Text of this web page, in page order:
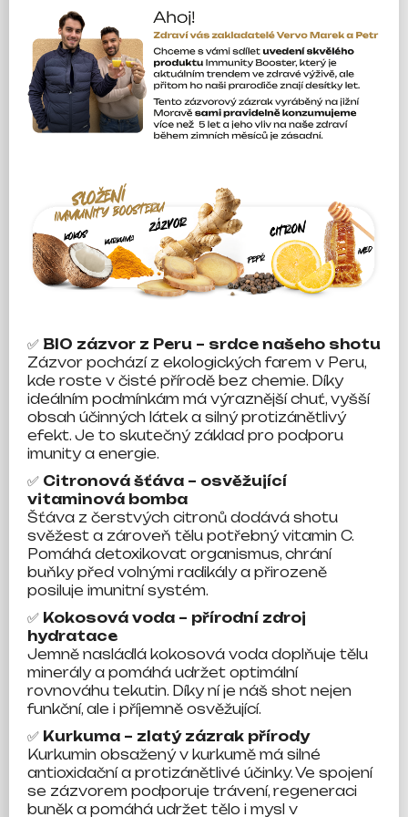
✅ BIO zázvor z Peru – srdce našeho shotu
Zázvor pochází z ekologických farem v Peru,
kde roste v čisté přírodě bez chemie. Díky
ideálním podmínkám má výraznější chuť, vyšší
obsah účinných látek a silný protizánětlivý
efekt. Je to skutečný základ pro podporu
imunity a energie.
✅ Citronová šťáva – osvěžující
vitaminová bomba
Šťáva z čerstvých citronů dodává shotu
svěžest a zároveň tělu potřebný vitamin C.
Pomáhá detoxikovat organismus, chrání
buňky před volnými radikály a přirozeně
posiluje imunitní systém.
✅ Kokosová voda – přírodní zdroj
hydratace
Jemně nasládlá kokosová voda doplňuje tělu
minerály a pomáhá udržet optimální
rovnováhu tekutin. Díky ní je náš shot nejen
funkční, ale i příjemně osvěžující.
✅ Kurkuma – zlatý zázrak přírody
Kurkumin obsažený v kurkumě má silné
antioxidační a protizánětlivé účinky. Ve spojení
se zázvorem podporuje trávení, regeneraci
buněk a pomáhá udržet tělo i mysl v